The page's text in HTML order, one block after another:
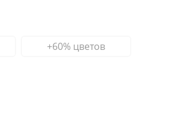
+60% цветов